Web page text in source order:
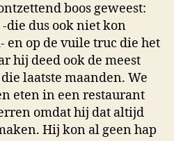
boos geweest:
-die dus ook niet kon
en op de vuile truc die het
hij deed ook de meest
laatste maanden. We
eten in een restaurant
omdat hij dat altijd
Hij kon al geen hap